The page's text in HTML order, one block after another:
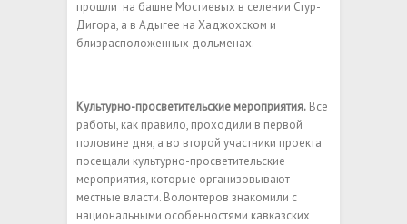
прошли на башне Мостиевых в селении Стур-
Дигора, а в Адыгее на Хаджохском и
близрасположенных дольменах.
Культурно-просветительские мероприятия. Все
работы, как правило, проходили в первой
половине дня, а во второй участники проекта
посещали культурно-просветительские
мероприятия, которые организовывают
местные власти. Волонтеров знакомили с
национальными особенностями кавказских